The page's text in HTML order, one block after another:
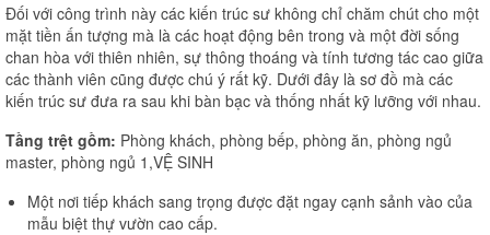
Đối với công trình này các kiến trúc sư không chỉ chăm chút cho một
mặt tiền ấn tượng mà là các hoạt động bên trong và một đời sống
chan hòa với thiên nhiên, sự thông thoáng và tính tương tác cao giữa
các thành viên cũng được chú ý rất kỹ. Dưới đây là sơ đồ mà các
kiến trúc sư đưa ra sau khi bàn bạc và thống nhất kỹ lưỡng với nhau.
Tầng trệt gồm: Phòng khách, phòng bếp, phòng ăn, phòng ngủ
master, phòng ngủ 1,VỆ SINH
Một nơi tiếp khách sang trọng được đặt ngay cạnh sảnh vào của
mẫu biệt thự vườn cao cấp.